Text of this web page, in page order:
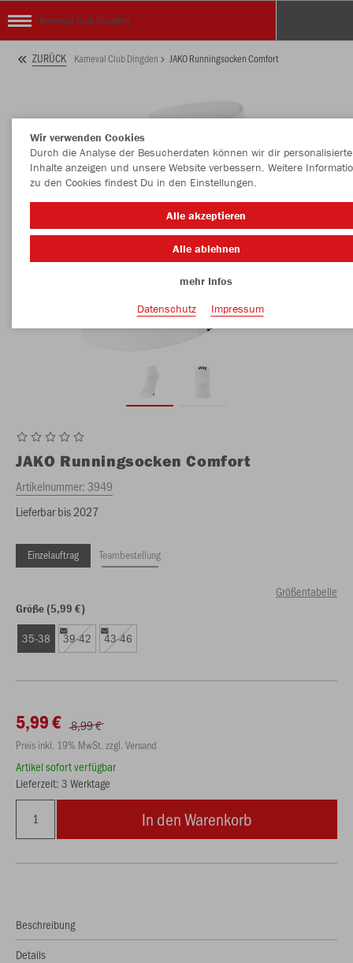
Karneval Club Dingden
ZURÜCK Karneval Club Dingden JAKO Runningsocken Comfort
JAKO Runningsocken Comfort
Artikelnummer:3949
Lieferbar bis 2027
Einzelauftrag Teambestellung
Größentabelle
Größe (5,99 €)
35-38 39-42 43-46
5,99 € 8,99 €
Preis inkl. 19% MwSt. zzgl. Versand
Artikel sofort verfügbar
Lieferzeit: 3 Werktage
In den Warenkorb
Beschreibung
Details
Wir verwenden Cookies
Durch die Analyse der Besucherdaten können wir dir personalisierte
Inhalte anzeigen und unsere Website verbessern. Weitere
zu den Cookies findest Du in den Einstellungen.
Alle akzeptieren
Alle ablehnen
mehr Infos
Datenschutz
Impressum